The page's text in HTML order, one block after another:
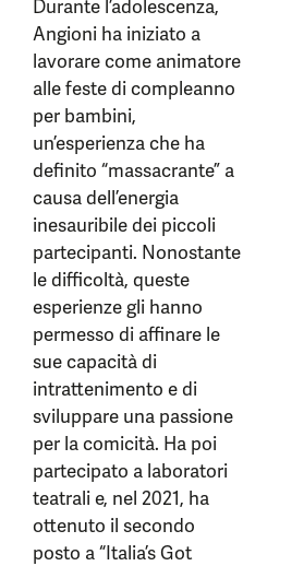
Durante l’adolescenza,
Angioni ha iniziato a
lavorare come animatore
alle feste di compleanno
per bambini,
un’esperienza che ha
definito “massacrante” a
causa dell’energia
inesauribile dei piccoli
partecipanti. Nonostante
le difficoltà, queste
esperienze gli hanno
permesso di affinare le
sue capacità di
intrattenimento e di
sviluppare una passione
per la comicità. Ha poi
partecipato a laboratori
teatrali e, nel 2021, ha
ottenuto il secondo
posto a “Italia’s Got